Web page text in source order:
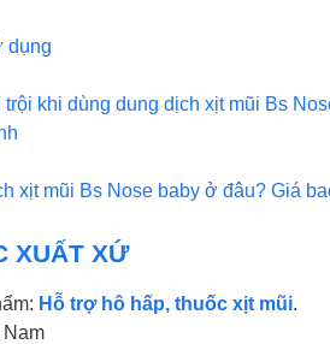
dụng
khi dùng dung dịch xịt mũi Bs
xịt mũi Bs Nose baby ở đâu? Giá
XUẤT XỨ
Hỗ trợ hô hấp, thuốc xịt mũi.